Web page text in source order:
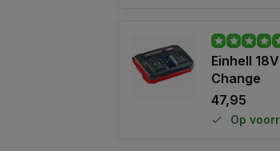
Einhell
Change
47,95
Op